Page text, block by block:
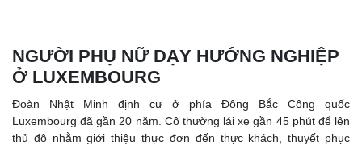
NGƯỜI PHỤ NỮ DẠY HƯỚNG NGHIỆP
Ở LUXEMBOURG
Đoàn Nhật Minh định cư ở phía Đông Bắc Công quốc
Luxembourg đã gần 20 năm. Cô thường lái xe gần 45 phút để lên
thủ đô nhằm giới thiệu thực đơn đến thực khách, thuyết phục